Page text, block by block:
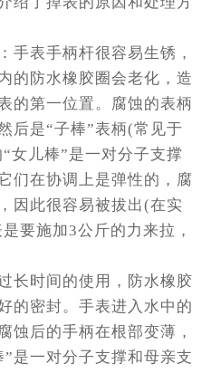
手表手柄杆很容易生锈，
的防水橡胶圈会老化，造
的第一位置。腐蚀的表柄
后是“子棒”表柄(常见于
女儿棒”是一对分子支撑
们在协调上是弹性的，腐
因此很容易被拔出(在实
要施加3公斤的力来拉，
长时间的使用，防水橡胶
的密封。手表进入水中的
蚀后的手柄在根部变薄，
是一对分子支撑和母亲支